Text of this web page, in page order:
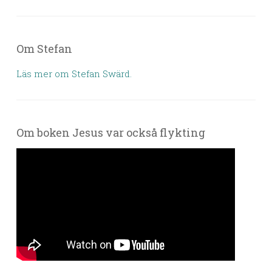
Om Stefan
Läs mer om Stefan Swärd.
Om boken Jesus var också flykting